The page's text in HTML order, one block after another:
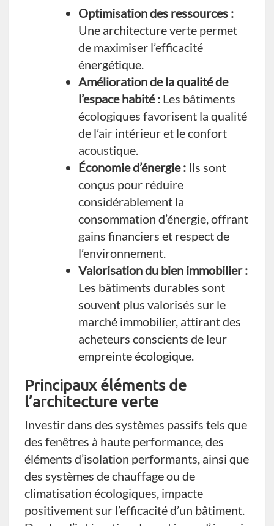
Optimisation des ressources :
Une architecture verte permet
de maximiser l’efficacité
énergétique.
Amélioration de la qualité de
l’espace habité : Les bâtiments
écologiques favorisent la qualité
de l’air intérieur et le confort
acoustique.
Économie d’énergie : Ils sont
conçus pour réduire
considérablement la
consommation d’énergie, offrant
gains financiers et respect de
l’environnement.
Valorisation du bien immobilier :
Les bâtiments durables sont
souvent plus valorisés sur le
marché immobilier, attirant des
acheteurs conscients de leur
empreinte écologique.
Principaux éléments de
l’architecture verte
Investir dans des systèmes passifs tels que
des fenêtres à haute performance, des
éléments d’isolation performants, ainsi que
des systèmes de chauffage ou de
climatisation écologiques, impacte
positivement sur l’efficacité d’un bâtiment.